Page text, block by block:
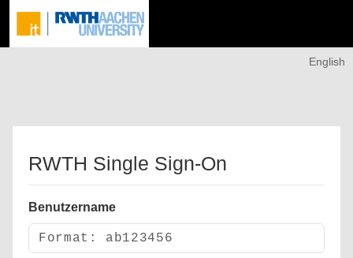
English
RWTH Single Sign-On
Benutzername